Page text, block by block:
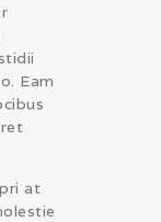
Eam
at